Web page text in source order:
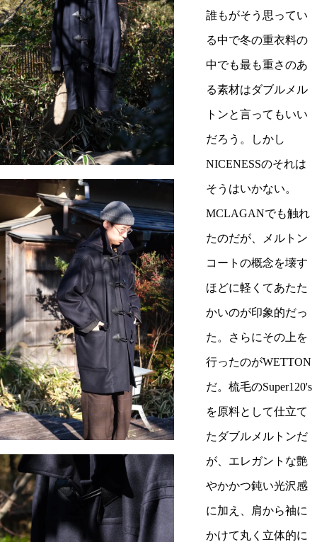
誰もがそう思ってい
る中で冬の重衣料の
中でも最も重さのあ
る素材はダブルメル
トンと言ってもいい
だろう。しかし
NICENESSのそれは
そうはいかない。
MCLAGANでも触れ
たのだが、メルトン
コートの概念を壊す
ほどに軽くてあたた
かいのが印象的だっ
た。さらにその上を
行ったのがWETTON
だ。梳毛のSuper120's
を原料として仕立て
たダブルメルトンだ
が、エレガントな艶
やかかつ鈍い光沢感
に加え、肩から袖に
かけて丸く立体的に